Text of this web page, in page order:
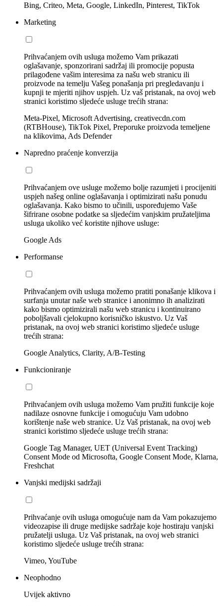
Bing, Criteo, Meta, Google, LinkedIn, Pinterest, TikTok
Marketing
Prihvaćanjem ovih usluga možemo Vam prikazati
oglašavanje, sponzorirani sadržaj ili promocije popusta
prilagođene vašim interesima za našu web stranicu ili
proizvode na temelju Vašeg ponašanja pri pregledavanju i
kupnji te mjeriti njihov uspjeh. Uz vaš pristanak, na ovoj web
stranici koristimo sljedeće usluge trećih strana:
Meta-Pixel, Microsoft Advertising, creativecdn.com
(RTBHouse), TikTok Pixel, Preporuke proizvoda temeljene
na klikovima, Ads Defender
Napredno praćenje konverzija
Prihvaćanjem ove usluge možemo bolje razumjeti i procijeniti
uspjeh našeg online oglašavanja i optimizirati našu ponudu
oglašavanja. Kako bismo to učinili, uspoređujemo Vaše
šifrirane osobne podatke sa sljedećim vanjskim pružateljima
usluga ukoliko već koristite njihove usluge:
Google Ads
Performanse
Prihvaćanjem ovih usluga možemo pratiti ponašanje klikova i
surfanja unutar naše web stranice i anonimno ih analizirati
kako bismo optimizirali našu web stranicu i kontinuirano
poboljšavali cjelokupno korisničko iskustvo. Uz Vaš
pristanak, na ovoj web stranici koristimo sljedeće usluge
trećih strana:
Google Analytics, Clarity, A/B-Testing
Funkcioniranje
Prihvaćanjem ovih usluga možemo Vam pružiti funkcije koje
nadilaze osnovne funkcije i omogućuju Vam udobno
korištenje naše web stranice. Uz Vaš pristanak, na ovoj web
stranici koristimo sljedeće usluge trećih strana:
Google Tag Manager, UET (Universal Event Tracking)
Consent Mode od Microsofta, Google Consent Mode, Klarna,
Freshchat
Vanjski medijski sadržaji
Prihvaćanje ovih usluga omogućuje nam da Vam pokazujemo
videozapise ili druge medijske sadržaje koje hostiraju vanjski
pružatelji usluga. Uz Vaš pristanak, na ovoj web stranici
koristimo sljedeće usluge trećih strana:
Vimeo, YouTube
Neophodno
Uvijek aktivno